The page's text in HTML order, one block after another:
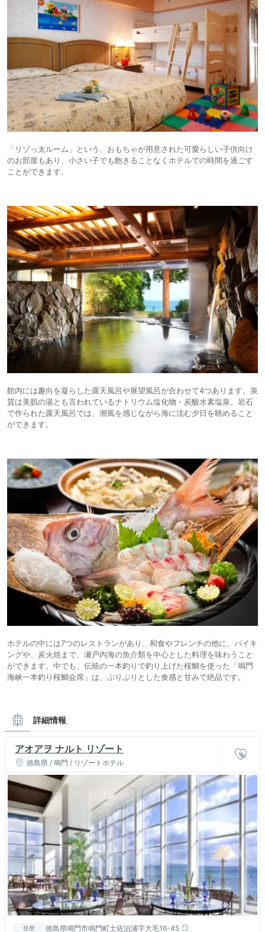
「リゾっ太ルーム」という、おもちゃが用意された可愛らしい子供向け
のお部屋もあり、小さい子でも飽きることなくホテルでの時間を過ごす
ことができます。
館内には趣向を凝らした露天風呂や展望風呂が合わせて4つあります。泉
質は美肌の湯とも言われているナトリウム塩化物・炭酸水素塩泉。岩石
で作られた露天風呂では、潮風を感じながら海に沈む夕日を眺めること
ができます。
ホテルの中には7つのレストランがあり、和食やフレンチの他に、バイキ
ングや、炭火焼まで、瀬戸内海の魚介類を中心とした料理を味わうこと
ができます。中でも、伝統の一本釣りで釣り上げた桜鯛を使った「鳴門
海峡一本釣り桜鯛会席」は、ぷりぷりとした食感と甘みで絶品です。
詳細情報
アオアヲ ナルト リゾート
徳島県 / 鳴門 / リゾートホテル
住所 徳島県鳴門市鳴門町土佐泊浦字大毛16-45